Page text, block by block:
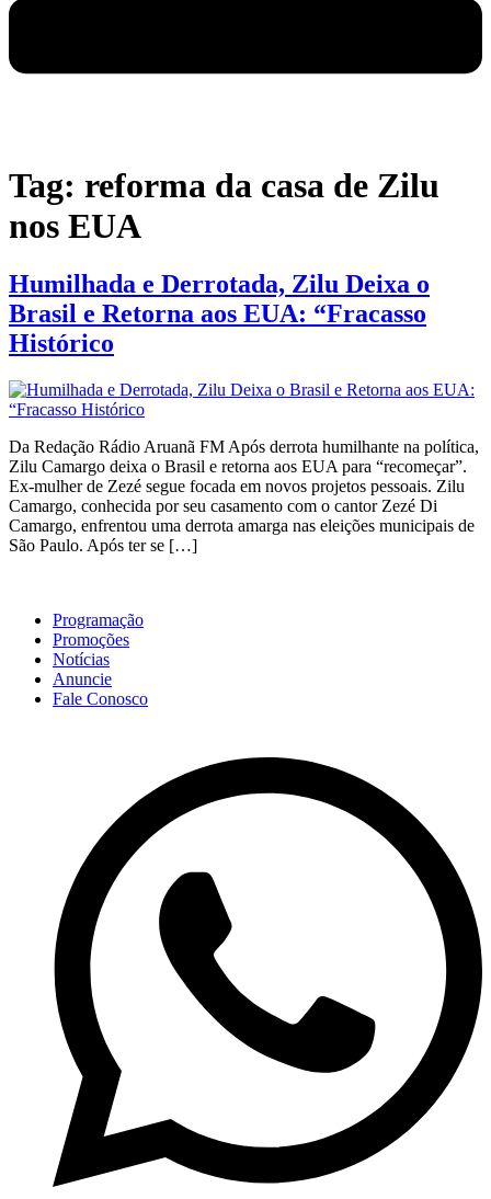
Tag: reforma da casa de Zilu
nos EUA
Humilhada e Derrotada, Zilu Deixa o
Brasil e Retorna aos EUA: “Fracasso
Histórico
Da Redação Rádio Aruanã FM Após derrota humilhante na política,
Zilu Camargo deixa o Brasil e retorna aos EUA para “recomeçar”.
Ex-mulher de Zezé segue focada em novos projetos pessoais. Zilu
Camargo, conhecida por seu casamento com o cantor Zezé Di
Camargo, enfrentou uma derrota amarga nas eleições municipais de
São Paulo. Após ter se […]
Programação
Promoções
Notícias
Anuncie
Fale Conosco